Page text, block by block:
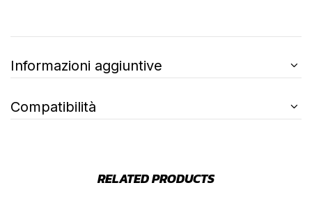
Informazioni aggiuntive
Compatibilità
RELATED PRODUCTS